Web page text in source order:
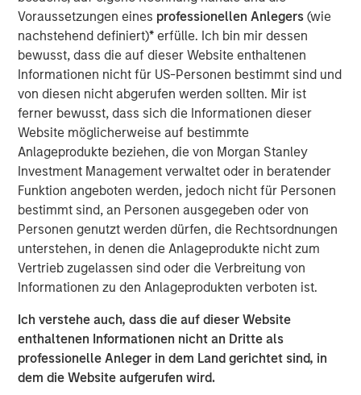
Voraussetzungen eines professionellen Anlegers(wie
nachstehend definiert)* erfülle. Ich bin mir dessen
bewusst, dass die auf dieser Website enthaltenen
Informationen nicht für US-Personen bestimmt sind und
von diesen nicht abgerufen werden sollten. Mir ist
ferner bewusst, dass sich die Informationen dieser
Website möglicherweise auf bestimmte
Anlageprodukte beziehen, die von Morgan Stanley
Investment Management verwaltet oder in beratender
Funktion angeboten werden, jedoch nicht für Personen
bestimmt sind, an Personen ausgegeben oder von
Personen genutzt werden dürfen, die Rechtsordnungen
unterstehen, in denen die Anlageprodukte nicht zum
Vertrieb zugelassen sind oder die Verbreitung von
Informationen zu den Anlageprodukten verboten ist.
Ich verstehe auch, dass die auf dieser Website
enthaltenen Informationen nicht an Dritte als
professionelle Anleger in dem Land gerichtet sind, in
dem die Website aufgerufen wird.
automating the subscription, administration, operational
and reporting processes for the life of the investment.
iCapital also provides a full suite of research, due
diligence and educational materials to advisors and
investors.
Morgan Stanley is a long-standing strategic investor and
partner of iCapital, and this development is a testament
to the success of the relationship. It follows an existing
strategic relationship through Morgan Stanley Wealth
Management in the US, for which iCapital provides
alternative investment feeder fund services.
Jacques Chappuis, Global Head of Distribution and Co-
Head of the Solutions and Multi-Asset Group at MSIM,
said: “This is a new chapter in Morgan Stanley’s
have typically been restricted to institutional investors,
we are excited to be able to expand the client base
accessing our industry leading Private Markets funds and
help High Net Worth Investors across the globe further